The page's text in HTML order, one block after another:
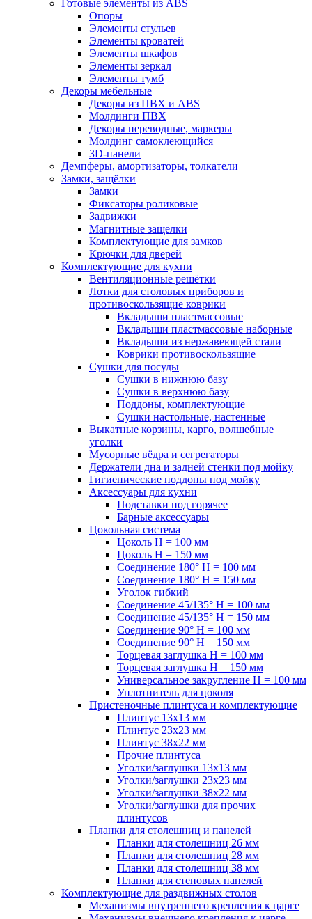
Готовые элементы из ABS
Опоры
Элементы стульев
Элементы кроватей
Элементы шкафов
Элементы зеркал
Элементы тумб
Декоры мебельные
Декоры из ПВХ и ABS
Молдинги ПВХ
Декоры переводные, маркеры
Молдинг самоклеющийся
3D-панели
Демпферы, амортизаторы, толкатели
Замки, защёлки
Замки
Фиксаторы роликовые
Задвижки
Магнитные защелки
Комплектующие для замков
Крючки для дверей
Комплектующие для кухни
Вентиляционные решётки
Лотки для столовых приборов и
противоскользящие коврики
Вкладыши пластмассовые
Вкладыши пластмассовые наборные
Вкладыши из нержавеющей стали
Коврики противоскользящие
Сушки для посуды
Сушки в нижнюю базу
Сушки в верхнюю базу
Поддоны, комплектующие
Сушки настольные, настенные
Выкатные корзины, карго, волшебные
уголки
Мусорные вёдра и сегрегаторы
Держатели дна и задней стенки под мойку
Гигиенические поддоны под мойку
Аксессуары для кухни
Подставки под горячее
Барные аксессуары
Цокольная система
Цоколь H = 100 мм
Цоколь H = 150 мм
Соединение 180° H = 100 мм
Соединение 180° H = 150 мм
Уголок гибкий
Соединение 45/135° H = 100 мм
Соединение 45/135° H = 150 мм
Соединение 90° H = 100 мм
Соединение 90° H = 150 мм
Торцевая заглушка H = 100 мм
Торцевая заглушка H = 150 мм
Универсальное закругление H = 100 мм
Уплотнитель для цоколя
Пристеночные плинтуса и комплектующие
Плинтус 13х13 мм
Плинтус 23х23 мм
Плинтус 38х22 мм
Прочие плинтуса
Уголки/заглушки 13х13 мм
Уголки/заглушки 23х23 мм
Уголки/заглушки 38х22 мм
Уголки/заглушки для прочих
плинтусов
Планки для столешниц и панелей
Планки для столешниц 26 мм
Планки для столешниц 28 мм
Планки для столешниц 38 мм
Планки для стеновых панелей
Комплектующие для раздвижных столов
Механизмы внутреннего крепления к царге